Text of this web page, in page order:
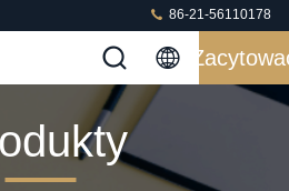
86-21-56110178